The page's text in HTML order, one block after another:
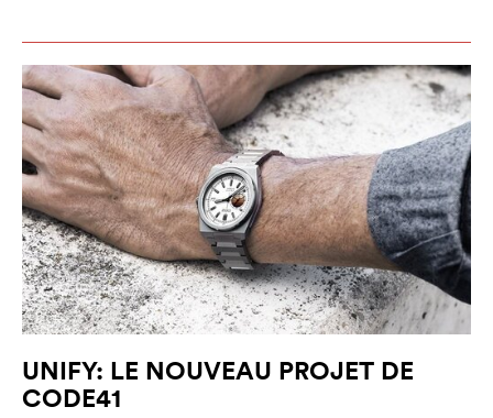
UNIFY: LE NOUVEAU PROJET DE
CODE41